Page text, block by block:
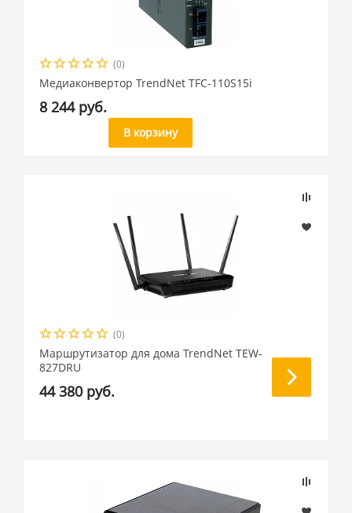
(0)
Медиаконвертор TrendNet TFC-110S15i
8 244 руб.
В корзину
(0)
Маршрутизатор для дома TrendNet TEW-
827DRU
44 380 руб.